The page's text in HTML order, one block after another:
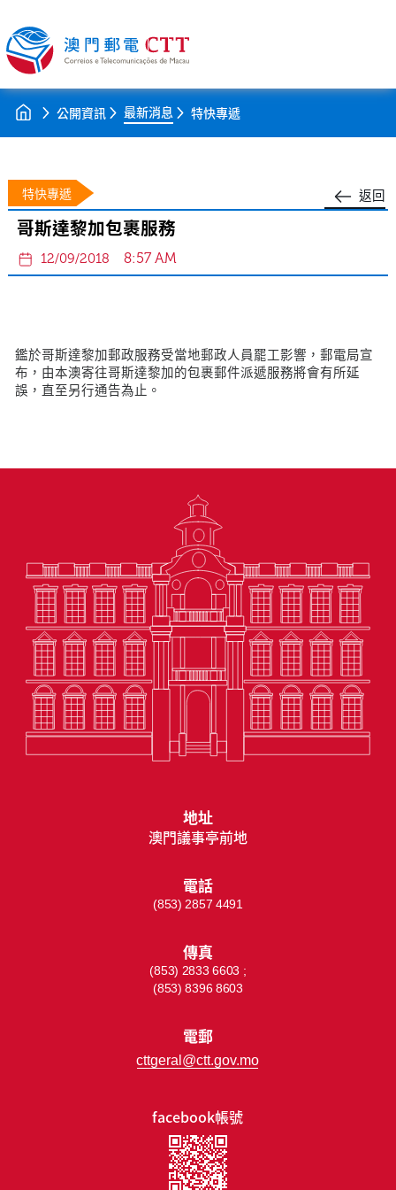
公開資訊 最新消息 特快專遞
返回
特快專遞
哥斯達黎加包裹服務
12/09/2018 8:57 AM
鑑於哥斯達黎加郵政服務受當地郵政人員罷工影響，郵電局宣
布，由本澳寄往哥斯達黎加的包裹郵件派遞服務將會有所延
誤，直至另行通告為止。
facebook帳號
地址
澳門議事亭前地
電話
(853) 2857 4491
傳真
(853) 2833 6603 ;
(853) 8396 8603
電郵
cttgeral@ctt.gov.mo